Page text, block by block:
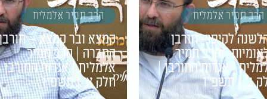
הרב תמיר אלמליח
לקיסר- חורבן
| הרב תמיר
| אגדות החורבן |
ב' | תשפ"ו
הרב תמיר אלמליח
קמצא ובר קמצא –
החברה | הרב תמיר
אלמליח | אגדות
חלק א' | תשפ"ו